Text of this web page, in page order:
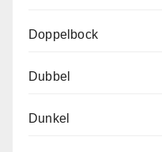
Doppelbock
Dubbel
Dunkel